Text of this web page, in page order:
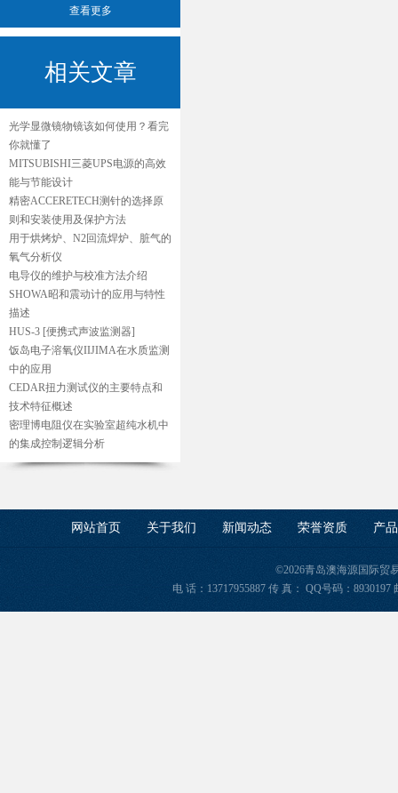
查看更多
相关文章
光学显微镜物镜该如何使用？看完
你就懂了
MITSUBISHI三菱UPS电源的高效
能与节能设计
精密ACCERETECH测针的选择原
则和安装使用及保护方法
用于烘烤炉、N2回流焊炉、脏气的
氧气分析仪
电导仪的维护与校准方法介绍
SHOWA昭和震动计的应用与特性
描述
HUS-3 [便携式声波监测器]
饭岛电子溶氧仪IIJIMA在水质监测
中的应用
CEDAR扭力测试仪的主要特点和
技术特征概述
密理博电阻仪在实验室超纯水机中
的集成控制逻辑分析
网站首页 关于我们 新闻动态 荣誉资质 产
©2026青岛澳海源国际贸
电 话：13717955887 传 真： QQ号码：